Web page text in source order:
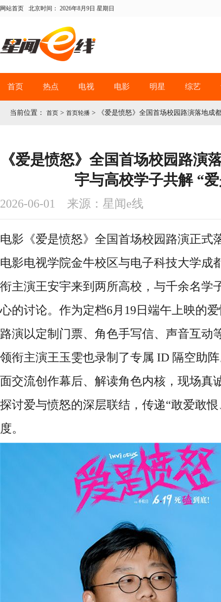
网站首页 北京时间： 2026年8月9日 星期日
首页 热点 电视 电影 明星 综艺
当前位置： 首页 > 首页轮播 > 《爱是愤怒》全国首场校园路演落地成
《爱是愤怒》全国首场校园路演
宇与高校学子共解 “
2026-06-01 来源：星闻e线
电影《爱是愤怒》全国首场校园路演正式
电影电视学院金牛校区与电子科技大学成
衔主演王安宇来到 两所高校，与千余名学
心的讨论。作为定档6月19日端午上映的
路演以定制门票、角色手写信、声音互动
领衔主演王玉雯也录制了专属 ID 隔空助
面交流创作幕后、解读角色内核，现场真
探讨爱与愤怒的深层联结，传递“敢爱敢
度。